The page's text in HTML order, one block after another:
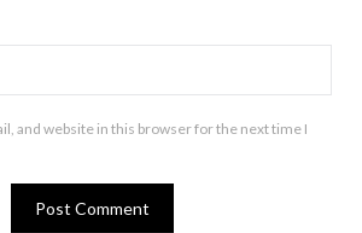
and website in this browser for the next time I